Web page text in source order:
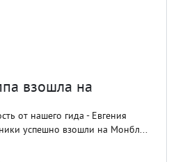
взошла на
от нашего гида - Евгения
успешно взошли на Монбл...